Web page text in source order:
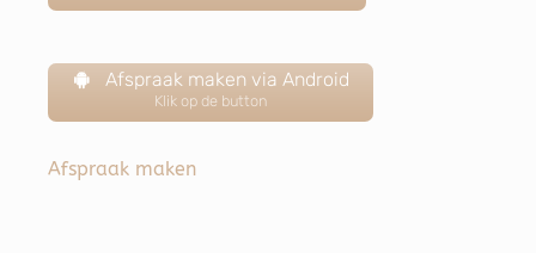
Afspraak maken via Android
Klik op de button
Afspraak maken